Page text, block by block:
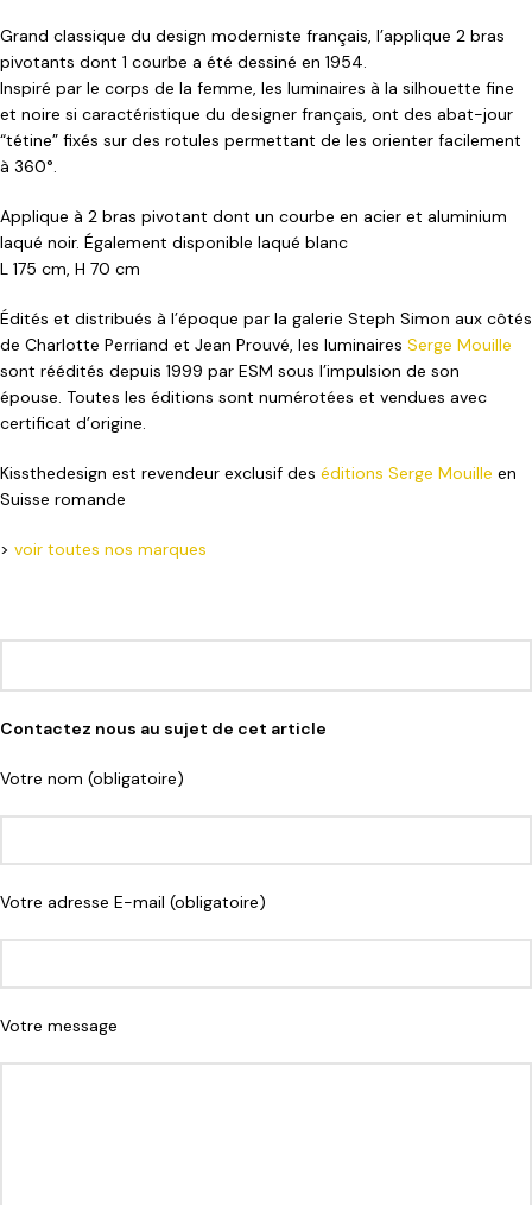
Grand classique du design moderniste français, l’applique 2 bras
pivotants dont 1 courbe a été dessiné en 1954.
Inspiré par le corps de la femme, les luminaires à la silhouette fine
et noire si caractéristique du designer français, ont des abat-jour
“tétine” fixés sur des rotules permettant de les orienter facilement
à 360°.
Applique à 2 bras pivotant dont un courbe en acier et aluminium
laqué noir. Également disponible laqué blanc
L 175 cm, H 70 cm
Édités et distribués à l’époque par la galerie Steph Simon aux côtés
de Charlotte Perriand et Jean Prouvé, les luminaires Serge Mouille
sont réédités depuis 1999 par ESM sous l’impulsion de son
épouse. Toutes les éditions sont numérotées et vendues avec
certificat d’origine.
Kissthedesign est revendeur exclusif des éditions Serge Mouille en
Suisse romande
> voir toutes nos marques
Contactez nous au sujet de cet article
Votre nom (obligatoire)
Votre adresse E-mail (obligatoire)
Votre message